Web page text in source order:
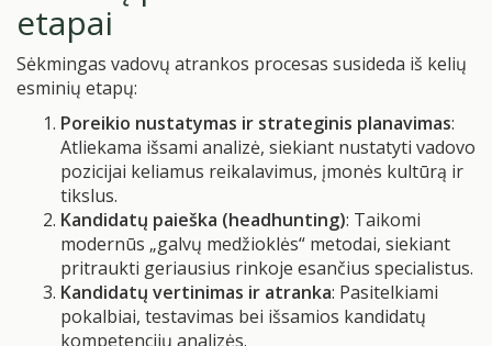
etapai
Sėkmingas vadovų atrankos procesas susideda iš kelių
esminių etapų:
Poreikio nustatymas ir strateginis planavimas:
Atliekama išsami analizė, siekiant nustatyti vadovo
pozicijai keliamus reikalavimus, įmonės kultūrą ir
tikslus.
Kandidatų paieška (headhunting): Taikomi
modernūs „galvų medžioklės“ metodai, siekiant
pritraukti geriausius rinkoje esančius specialistus.
Kandidatų vertinimas ir atranka: Pasitelkiami
pokalbiai, testavimas bei išsamios kandidatų
kompetencijų analizės.